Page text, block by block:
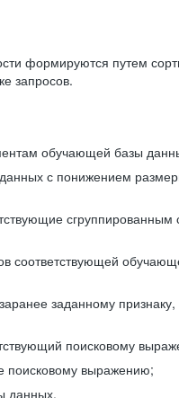
формируются путем
запросов.
обучающей базы
с понижением
сгруппированным
соответствующей
заданному
поисковому
поисковому выражению;
данных.